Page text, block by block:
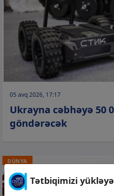
05 avq 2026, 17:17
Ukrayna cəbhəyə 50
göndərəcək
DÜNYA
Tətbiqimizi